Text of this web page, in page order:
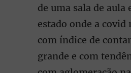
de uma sala de aula
estado onde a covid
com índice de
grande e com